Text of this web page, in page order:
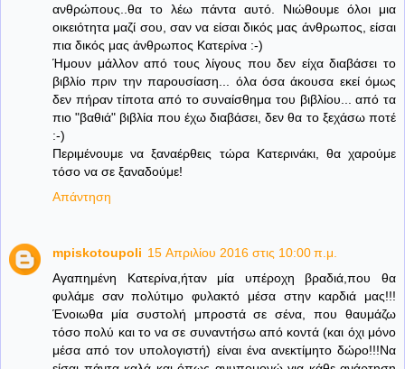
ανθρώπους..θα το λέω πάντα αυτό. Νιώθουμε όλοι μια
οικειότητα μαζί σου, σαν να είσαι δικός μας άνθρωπος, είσαι
πια δικός μας άνθρωπος Κατερίνα :-)
Ήμουν μάλλον από τους λίγους που δεν είχα διαβάσει το
βιβλίο πριν την παρουσίαση... όλα όσα άκουσα εκεί όμως
δεν πήραν τίποτα από το συναίσθημα του βιβλίου... από τα
πιο "βαθιά" βιβλία που έχω διαβάσει, δεν θα το ξεχάσω ποτέ
:-)
Περιμένουμε να ξαναέρθεις τώρα Κατερινάκι, θα χαρούμε
τόσο να σε ξαναδούμε!
Απάντηση
mpiskotoupoli 15 Απριλίου 2016 στις 10:00 π.μ.
Αγαπημένη Κατερίνα,ήταν μία υπέροχη βραδιά,που θα
φυλάμε σαν πολύτιμο φυλακτό μέσα στην καρδιά μας!!!
Ένοιωθα μία συστολή μπροστά σε σένα, που θαυμάζω
τόσο πολύ και το να σε συναντήσω από κοντά (και όχι μόνο
μέσα από τον υπολογιστή) είναι ένα ανεκτίμητο δώρο!!!Να